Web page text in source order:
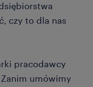
czy to dla nas
pracodawcy
umówimy